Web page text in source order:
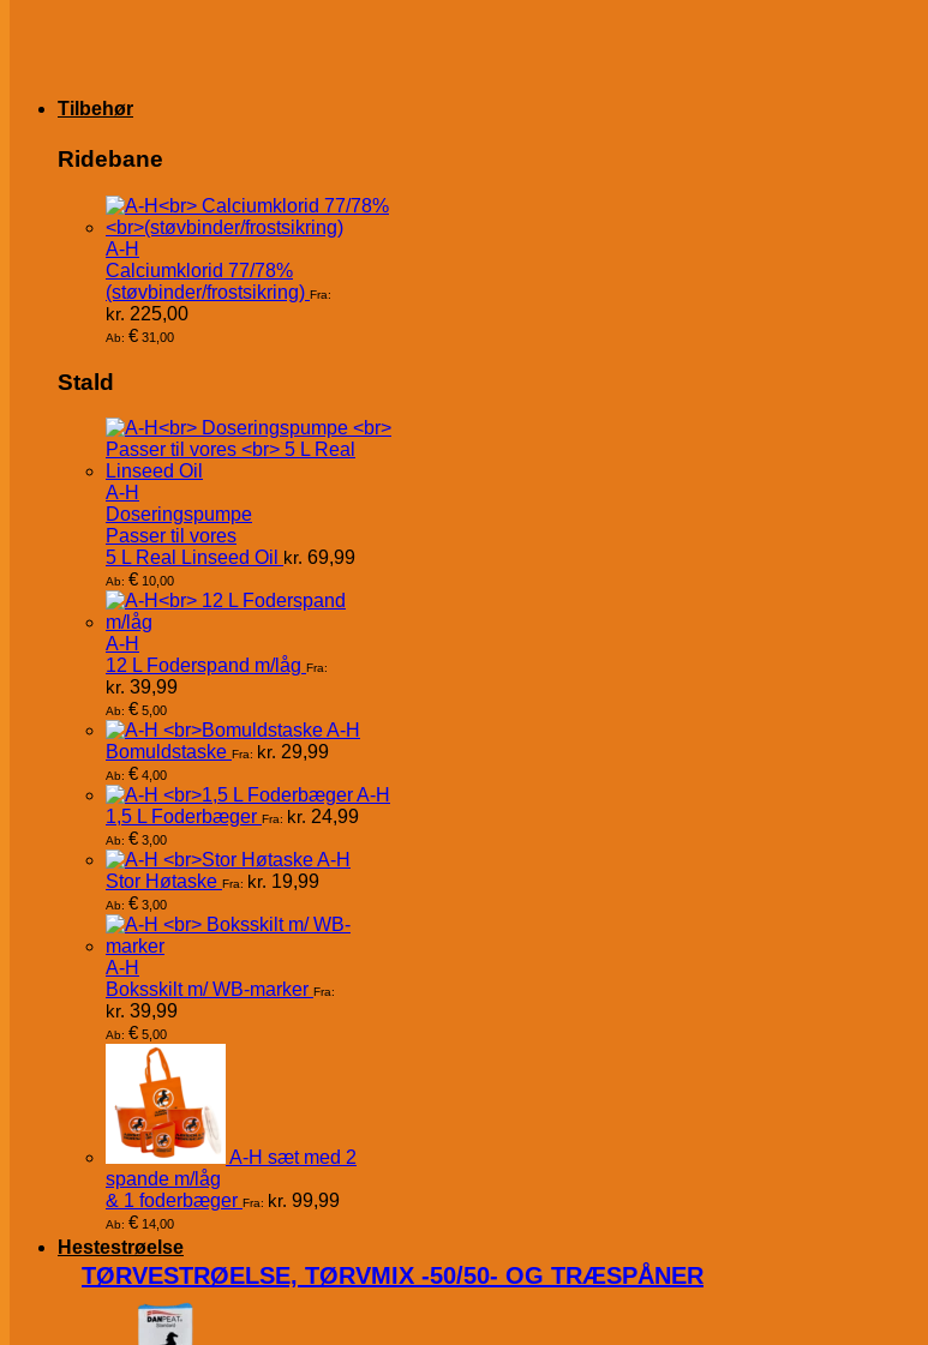
Tilbehør
Ridebane
A-H
Calciumklorid 77/78%
(støvbinder/frostsikring) Fra:
kr. 225,00
Ab: € 31,00
Stald
A-H
Doseringspumpe
Passer til vores
5 L Real Linseed Oil kr. 69,99
Ab: € 10,00
A-H
12 L Foderspand m/låg Fra:
kr. 39,99
Ab: € 5,00
A-H
Bomuldstaske Fra: kr. 29,99
Ab: € 4,00
A-H
1,5 L Foderbæger Fra: kr. 24,99
Ab: € 3,00
A-H
Stor Høtaske Fra: kr. 19,99
Ab: € 3,00
A-H
Boksskilt m/ WB-marker Fra:
kr. 39,99
Ab: € 5,00
A-H sæt med 2
spande m/låg
& 1 foderbæger Fra: kr. 99,99
Ab: € 14,00
Hestestrøelse
TØRVESTRØELSE, TØRVMIX -50/50- OG TRÆSPÅNER